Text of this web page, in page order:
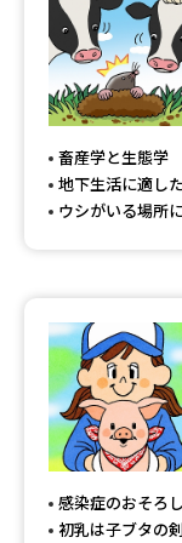
大学・短大以外
専門学校の資料請求
留学・進学関連、塾・
高等学校（情報）教
畜産学と生態学
地下生活に適し
ウシがいる場所
感染症のおそろ
初乳は子ブタの